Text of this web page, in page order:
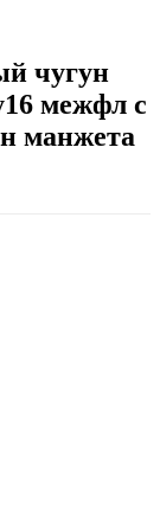
чугун
межфл с
манжета